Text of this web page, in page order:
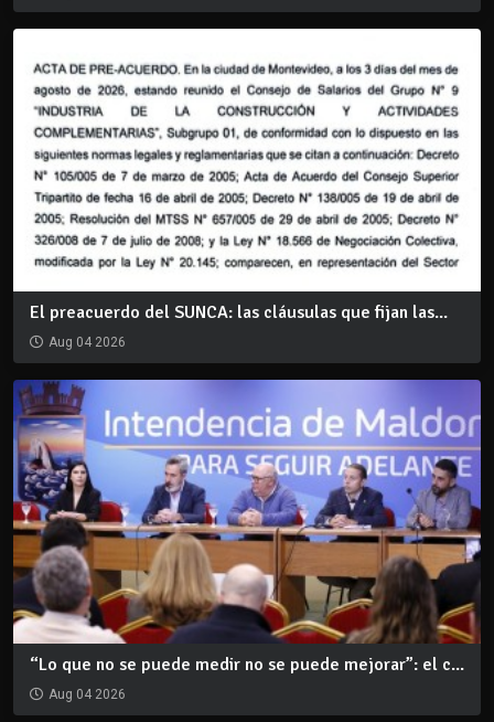
El preacuerdo del SUNCA: las cláusulas que fijan las...
Aug 04 2026
“Lo que no se puede medir no se puede mejorar”: el c...
Aug 04 2026